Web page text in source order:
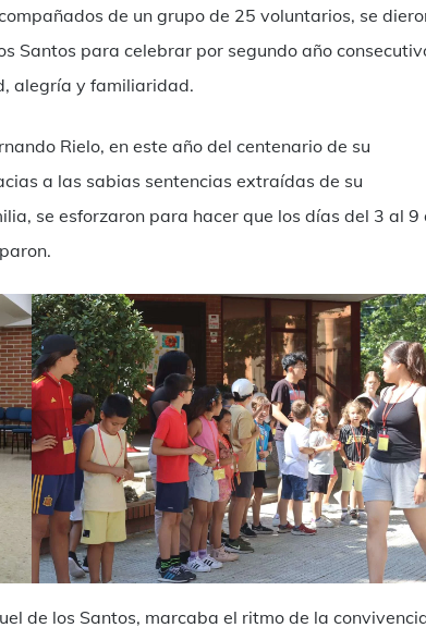
de un grupo de 25 voluntarios, se
Santos para celebrar por segundo año
alegría y familiaridad.
Rielo, en este año del centenario de su
a las sabias sentencias extraídas de su
se esforzaron para hacer que los días del 3 al 9
de los Santos, marcaba el ritmo de la